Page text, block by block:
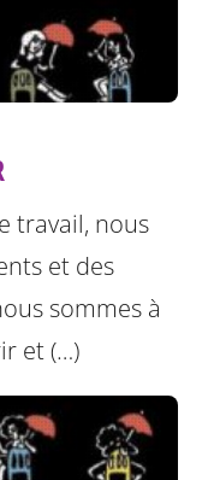
travail, nous
et des
sommes à
et (…)